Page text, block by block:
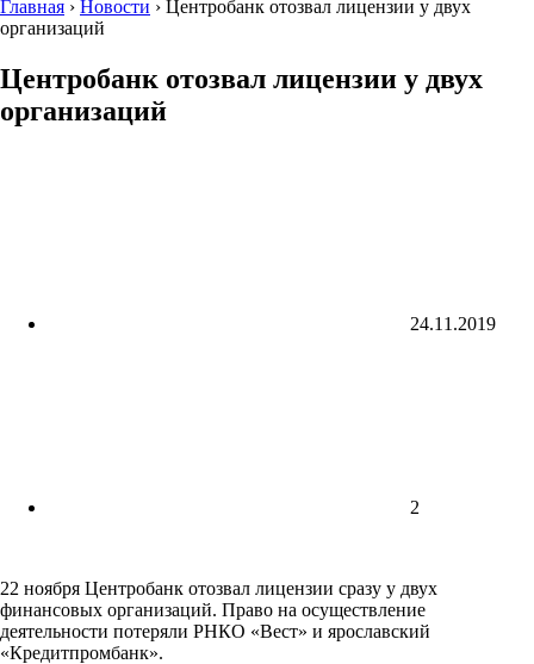
Главная › Новости › Центробанк отозвал лицензии у двух
организаций
Центробанк отозвал лицензии у двух
организаций
24.11.2019
2
22 ноября Центробанк отозвал лицензии сразу у двух
финансовых организаций. Право на осуществление
деятельности потеряли РНКО «Вест» и ярославский
«Кредитпромбанк».